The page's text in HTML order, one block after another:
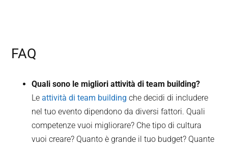
FAQ
Quali sono le migliori attività di team building?
Leattività di team building che decidi di includere
nel tuo evento dipendono da diversi fattori. Quali
competenze vuoi migliorare? Che tipo di cultura
vuoi creare? Quanto è grande il tuo budget? Quante